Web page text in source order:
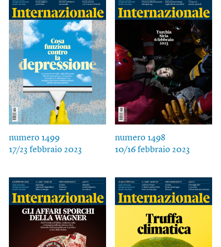
numero 1499
17/23 febbraio 2023
numero 1498
10/16 febbraio 2023